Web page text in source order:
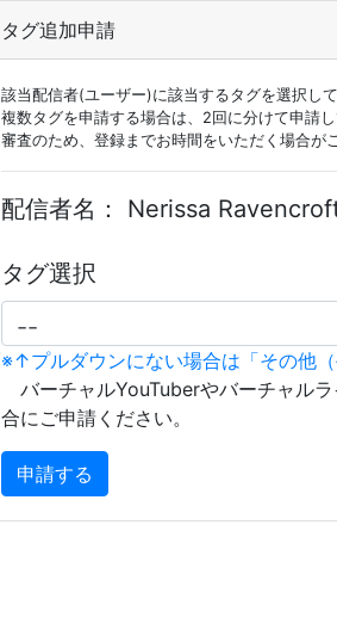
タグ追加申請
該当配信者(ユーザー)に該当するタグを選択し
複数タグを申請する場合は、2回に分けて申請
審査のため、登録までお時間をいただく場合が
配信者名： Nerissa
タグ選択
※↑プルダウンにない場合は「その他
バーチャルYouTuberやバーチャル
合にご申請ください。
申請する